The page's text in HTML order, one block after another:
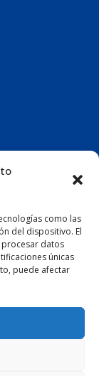
como las
del dispositivo. El
datos
únicas
puede afectar